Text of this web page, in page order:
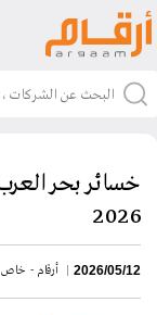
2026
2026/05/12 أرقام - خاص